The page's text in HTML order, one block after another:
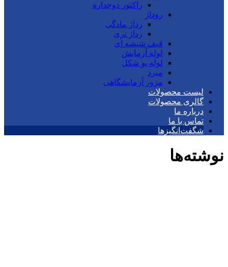
راکتور دوجداره
روداژ
رداژ مادگی
رداژ نری
قیف شیشه ای
لوله آزمایش
لوله یو شکل
مبرد
مزور آزمایشگاهی
لیست محصولات
گالری محصولات
درباره ما
تماس با ما
شگفت‌انگیزها
نوشته‌ها